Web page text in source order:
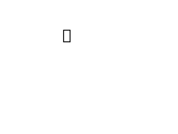
Nákupní